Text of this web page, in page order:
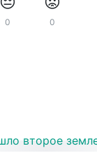
0 0